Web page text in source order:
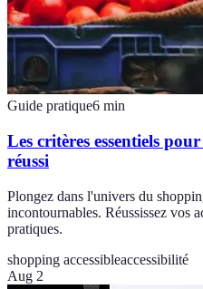
Guide pratique6 min
Les critères essentiels
réussi
Plongez dans l'univers du
incontournables. Réussissez vos
pratiques.
shopping accessibleaccessibilité
Aug 2